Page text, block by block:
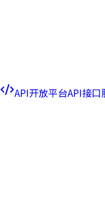
API开放平台API接